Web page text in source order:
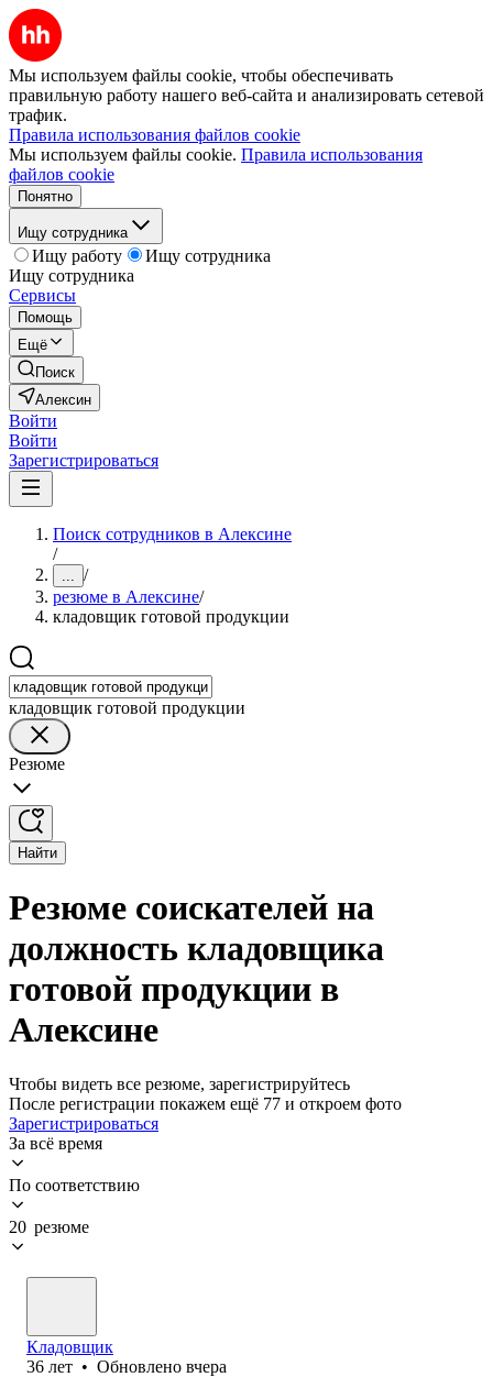
Мы используем файлы cookie, чтобы обеспечивать
правильную работу нашего веб-сайта и анализировать сетевой
трафик.
Правила использования файлов cookie
Мы используем файлы cookie. Правила использования
файлов cookie
Понятно
Ищу сотрудника
Ищу работу
Ищу сотрудника
Ищу сотрудника
Сервисы
Помощь
Ещё
Поиск
Алексин
Войти
Войти
Зарегистрироваться
Поиск сотрудников в Алексине
/
... /
резюме в Алексине/
кладовщик готовой продукции
кладовщик готовой продукции
Резюме
Найти
Резюме соискателей на
должность кладовщика
готовой продукции в
Алексине
Чтобы видеть все резюме, зарегистрируйтесь
После регистрации покажем ещё 77 и откроем фото
Зарегистрироваться
За всё время
По соответствию
20 резюме
Кладовщик
36 лет • Обновлено вчера